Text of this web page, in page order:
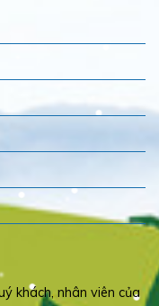
khách, nhân viên của